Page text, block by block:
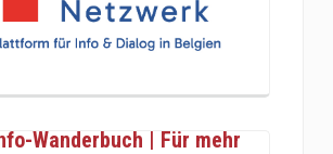
Wanderbuch | Für mehr